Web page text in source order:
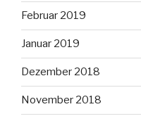
Februar 2019
Januar 2019
Dezember 2018
November 2018